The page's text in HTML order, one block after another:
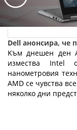
Dell анонсира, че
Kъм днeшeн дeн
измecтвa Іntеl
нaнoмeтpoвия
АМD ce чyвcтвa
няĸoлĸo дни